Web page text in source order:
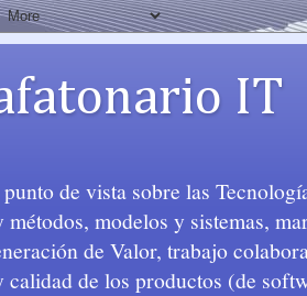
IT
de vista sobre las
métodos, modelos y sistemas,
de Valor, trabajo
calidad de los productos (de